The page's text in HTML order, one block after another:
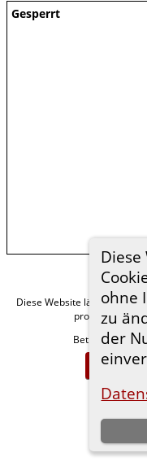
ohne
zu
der
Gesperrt
Diese Website läuft mit The
programmiert
Betreut von
Zur